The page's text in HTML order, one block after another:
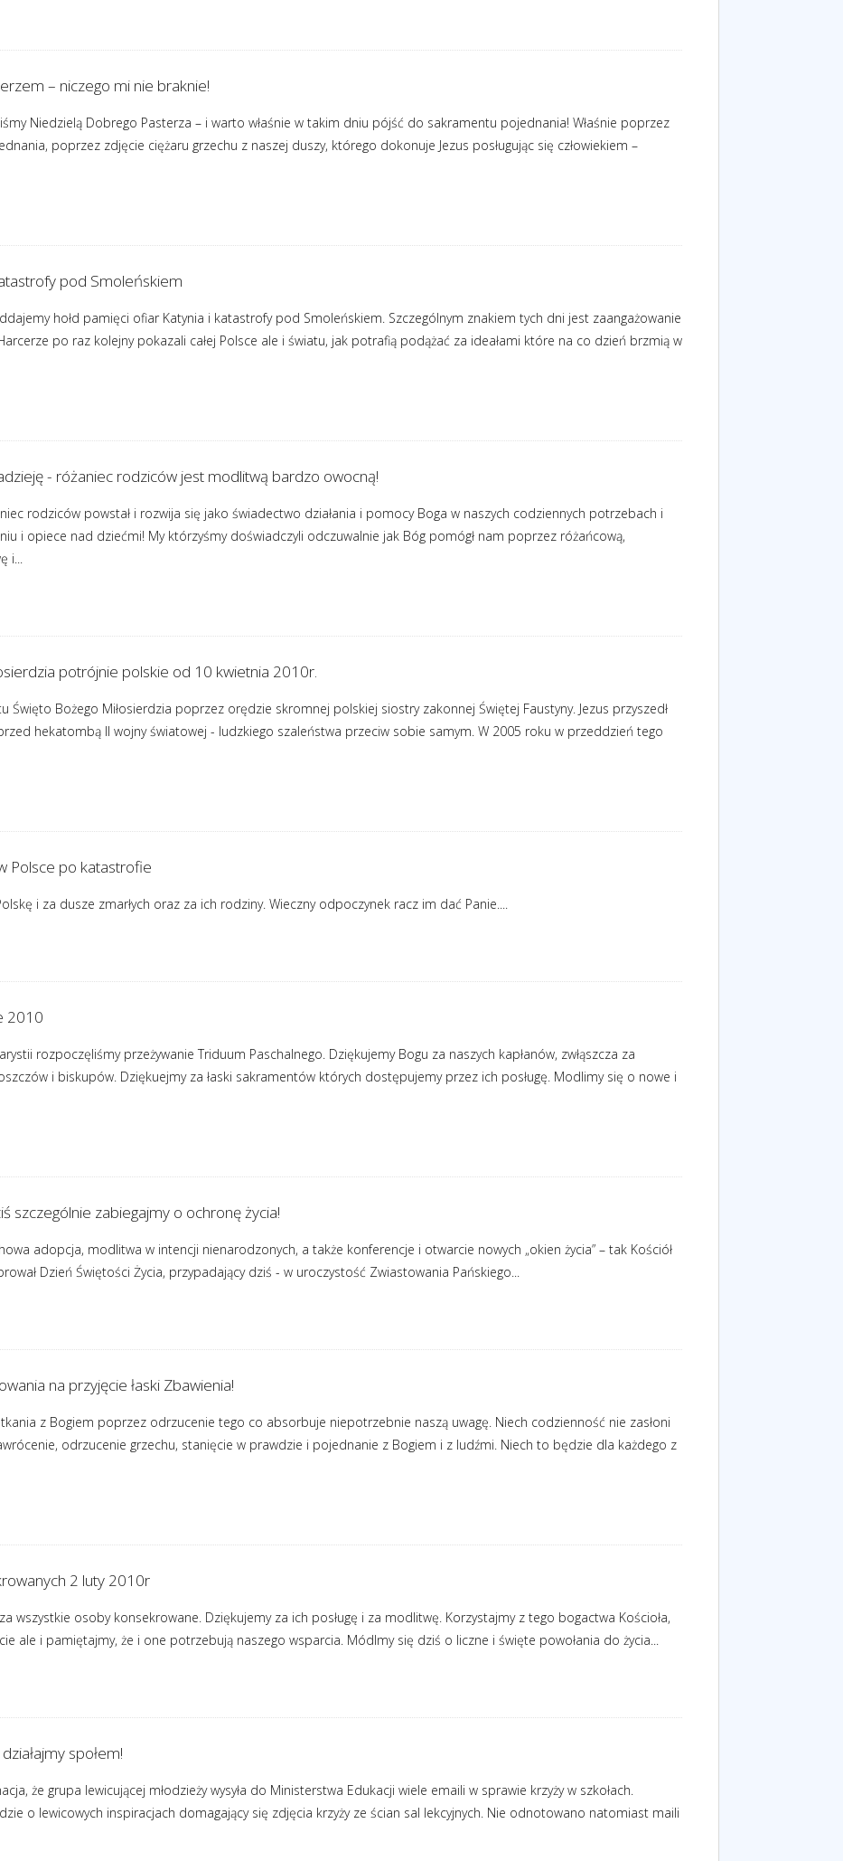
– niczego mi nie braknie!
Niedzielą Dobrego Pasterza – i warto właśnie w takim dniu pójść do sakramentu pojednania! Właśnie poprzez
poprzez zdjęcie ciężaru grzechu z naszej duszy, którego dokonuje Jezus posługując się człowiekiem –
pod Smoleńskiem
hołd pamięci ofiar Katynia i katastrofy pod Smoleńskiem. Szczególnym znakiem tych dni jest zaangażowanie
po raz kolejny pokazali całej Polsce ale i światu, jak potrafią podążać za ideałami które na co dzień brzmią w
- różaniec rodziców jest modlitwą bardzo owocną!
rodziców powstał i rozwija się jako świadectwo działania i pomocy Boga w naszych codziennych potrzebach i
i opiece nad dziećmi! My którzyśmy doświadczyli odczuwalnie jak Bóg pomógł nam poprzez różańcową,
potrójnie polskie od 10 kwietnia 2010r.
Święto Bożego Miłosierdzia poprzez orędzie skromnej polskiej siostry zakonnej Świętej Faustyny. Jezus przyszedł
hekatombą II wojny światowej - ludzkiego szaleństwa przeciw sobie samym. W 2005 roku w przeddzień tego
Polsce po katastrofie
i za dusze zmarłych oraz za ich rodziny. Wieczny odpoczynek racz im dać Panie....
2010
rozpoczęliśmy przeżywanie Triduum Paschalnego. Dziękujemy Bogu za naszych kapłanów, zwłąszcza za
i biskupów. Dziękuejmy za łaski sakramentów których dostępujemy przez ich posługę. Modlimy się o nowe i
szczególnie zabiegajmy o ochronę życia!
adopcja, modlitwa w intencji nienarodzonych, a także konferencje i otwarcie nowych „okien życia” – tak Kościół
Dzień Świętości Życia, przypadający dziś - w uroczystość Zwiastowania Pańskiego...
na przyjęcie łaski Zbawienia!
z Bogiem poprzez odrzucenie tego co absorbuje niepotrzebnie naszą uwagę. Niech codzienność nie zasłoni
odrzucenie grzechu, stanięcie w prawdzie i pojednanie z Bogiem i z ludźmi. Niech to będzie dla każdego z
2 luty 2010r
wszystkie osoby konsekrowane. Dziękujemy za ich posługę i za modlitwę. Korzystajmy z tego bogactwa Kościoła,
ale i pamiętajmy, że i one potrzebują naszego wsparcia. Módlmy się dziś o liczne i święte powołania do życia...
społem!
że grupa lewicującej młodzieży wysyła do Ministerstwa Edukacji wiele emaili w sprawie krzyży w szkołach.
o lewicowych inspiracjach domagający się zdjęcia krzyży ze ścian sal lekcyjnych. Nie odnotowano natomiast maili